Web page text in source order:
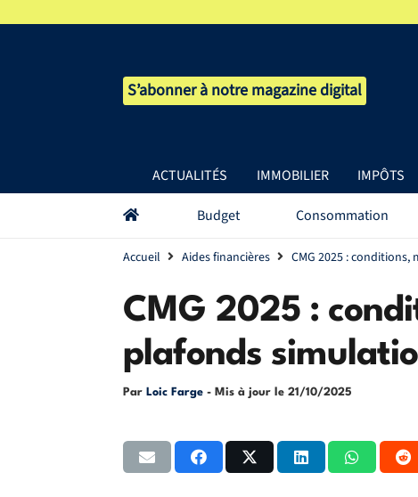
S’abonner à notre magazine digital
ACTUALITÉS IMMOBILIER IMPÔTS
Budget Consommation
Accueil Aides financières CMG 2025 :
CMG 2025 :
plafonds
Par Loic Farge - Mis à jour le 21/10/2025